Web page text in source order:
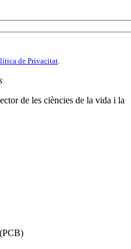
de Privacitat
de les ciències de la vida i la